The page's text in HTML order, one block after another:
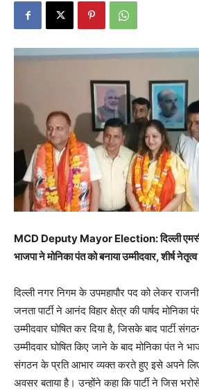
MCD Deputy Mayor Election: दिल्ली
भाजपा ने मोनिका पंत को बनाया उम्मीदवार, शीर्ष
दिल्ली नगर निगम के उपमहापौर पद को लेकर
जनता पार्टी ने आनंद विहार क्षेत्र की पार्षद
उम्मीदवार घोषित कर दिया है, जिसके बाद पार्टी
उम्मीदवार घोषित किए जाने के बाद मोनिका पंत ने
संगठन के प्रति आभार व्यक्त करते हुए इसे अपने लिए
अवसर बताया है। उन्होंने कहा कि पार्टी ने जिस